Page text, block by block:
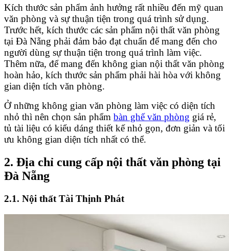
Kích thước sản phẩm ảnh hưởng rất nhiều đến mỹ quan
văn phòng và sự thuận tiện trong quá trình sử dụng.
Trước hết, kích thước các sản phẩm nội thất văn phòng
tại Đà Nẵng phải đảm bảo đạt chuẩn để mang đến cho
người dùng sự thuận tiện trong quá trình làm việc.
Thêm nữa, để mang đến không gian nội thất văn phòng
hoàn hảo, kích thước sản phẩm phải hài hòa với không
gian diện tích văn phòng.
Ở những không gian văn phòng làm việc có diện tích
nhỏ thì nên chọn sản phẩm bàn ghế văn phòng giá rẻ,
tủ tài liệu có kiểu dáng thiết kế nhỏ gọn, đơn giản và tối
ưu không gian diện tích nhất có thể.
2. Địa chỉ cung cấp nội thất văn phòng tại
Đà Nẵng
2.1. Nội thất Tài Thịnh Phát